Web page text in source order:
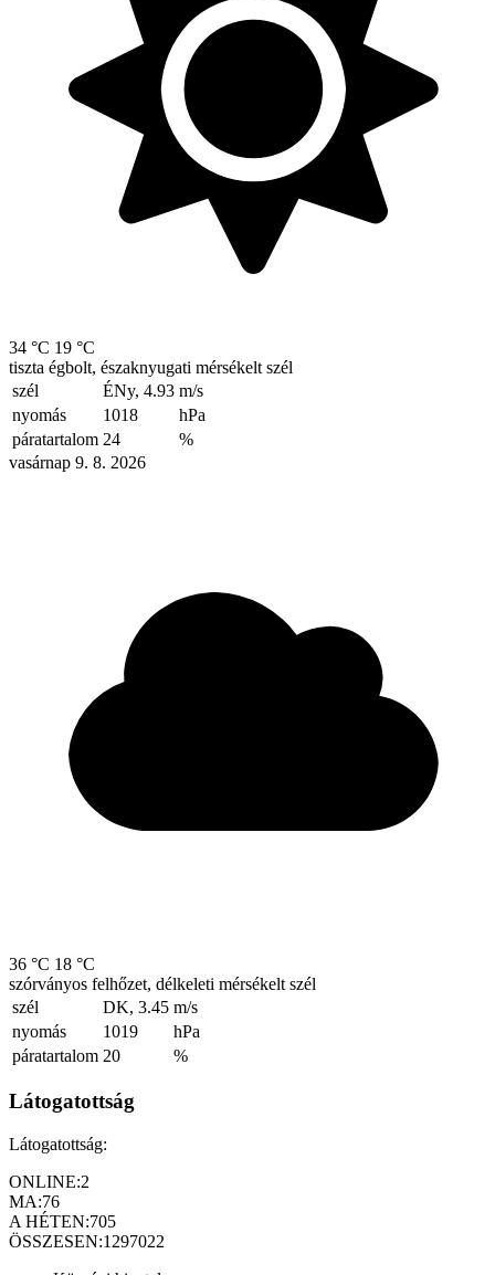
34 °C 19 °C
tiszta égbolt, északnyugati mérsékelt szél
szél
ÉNy, 4.93 m/s
nyomás
1018
hPa
páratartalom 24
%
vasárnap 9. 8. 2026
36 °C 18 °C
szórványos felhőzet, délkeleti mérsékelt szél
szél
DK, 3.45 m/s
nyomás
1019
hPa
páratartalom 20 %
Látogatottság
Látogatottság:
ONLINE:2
MA:76
A HÉTEN:705
ÖSSZESEN:1297022